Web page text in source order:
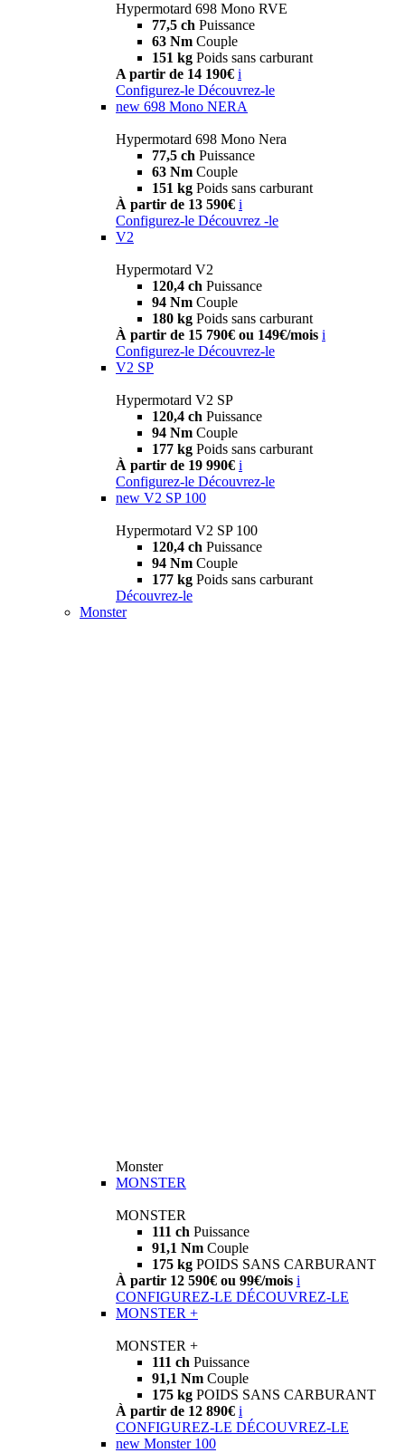
Hypermotard 698 Mono RVE
77,5 ch Puissance
63 Nm Couple
151 kg Poids sans carburant
A partir de 14 190€ i
Configurez-le Découvrez-le
new 698 Mono NERA
Hypermotard 698 Mono Nera
77,5 ch Puissance
63 Nm Couple
151 kg Poids sans carburant
À partir de 13 590€ i
Configurez-le Découvrez -le
V2
Hypermotard V2
120,4 ch Puissance
94 Nm Couple
180 kg Poids sans carburant
À partir de 15 790€ ou 149€/mois i
Configurez-le Découvrez-le
V2 SP
Hypermotard V2 SP
120,4 ch Puissance
94 Nm Couple
177 kg Poids sans carburant
À partir de 19 990€ i
Configurez-le Découvrez-le
new V2 SP 100
Hypermotard V2 SP 100
120,4 ch Puissance
94 Nm Couple
177 kg Poids sans carburant
Découvrez-le
Monster
Monster
MONSTER
MONSTER
111 ch Puissance
91,1 Nm Couple
175 kg POIDS SANS CARBURANT
À partir 12 590€ ou 99€/mois i
CONFIGUREZ-LE DÉCOUVREZ-LE
MONSTER +
MONSTER +
111 ch Puissance
91,1 Nm Couple
175 kg POIDS SANS CARBURANT
À partir de 12 890€ i
CONFIGUREZ-LE DÉCOUVREZ-LE
new Monster 100